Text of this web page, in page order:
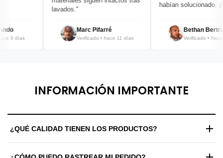
9 días
lavados."
Marc Pifarré
Verificado • hace 11 días
habían solucionado.
Bethan
Verificado • hace
INFORMACIÓN IMPORTANTE
¿QUÉ CALIDAD TIENEN LOS PRODUCTOS?